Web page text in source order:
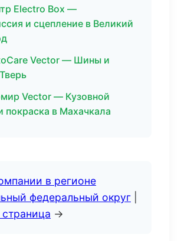
Electro Box —
и сцепление в Великий
Vector — Шины и
Vector — Кузовной
покраска в Махачкала
в регионе
федеральный округ
→